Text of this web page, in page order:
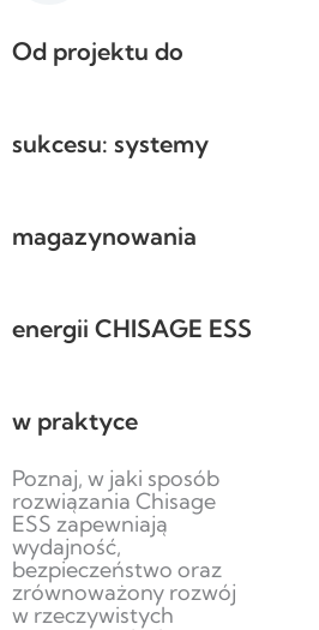
Od projektu do
sukcesu: systemy
magazynowania
energii CHISAGE ESS
w praktyce
Poznaj, w jaki sposób
rozwiązania Chisage
ESS zapewniają
wydajność,
bezpieczeństwo oraz
zrównoważony rozwój
w rzeczywistych